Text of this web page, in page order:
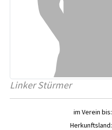
Linker Stürmer
im Verein bis:
Herkunftsland: